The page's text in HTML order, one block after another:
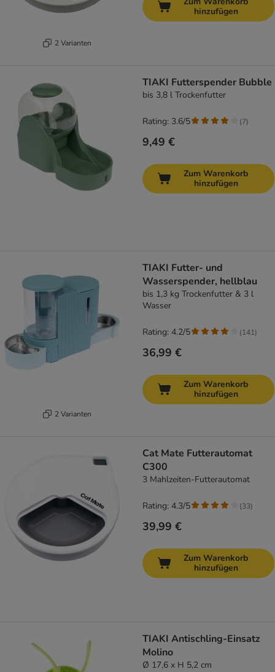
2 Varianten
hinzufügen
TIAKI Futterspender Bubble
bis 3,8 l Trockenfutter
9,49 €
Rating: 3.6/5 (7)
Zum Warenkorb
hinzufügen
2 Varianten
TIAKI Futter- und
Wasserspender, hellblau
bis 1,3 kg Trockenfutter & 3 l
Wasser
36,99 €
Rating: 4.2/5 (141)
Zum Warenkorb
hinzufügen
Cat Mate Futterautomat
C300
3 Mahlzeiten-Futterautomat
39,99 €
Rating: 4.3/5 (33)
Zum Warenkorb
hinzufügen
TIAKI Antischling-Einsatz
Molino
Ø 17,6 x H 5,2 cm